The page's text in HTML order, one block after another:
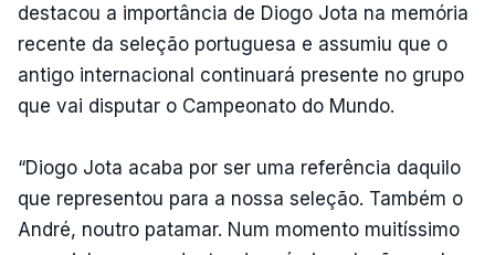
destacou a importância de Diogo Jota na memória
recente da seleção portuguesa e assumiu que o
antigo internacional continuará presente no grupo
que vai disputar o Campeonato do Mundo.
“Diogo Jota acaba por ser uma referência daquilo
que representou para a nossa seleção. Também o
André, noutro patamar. Num momento muitíssimo